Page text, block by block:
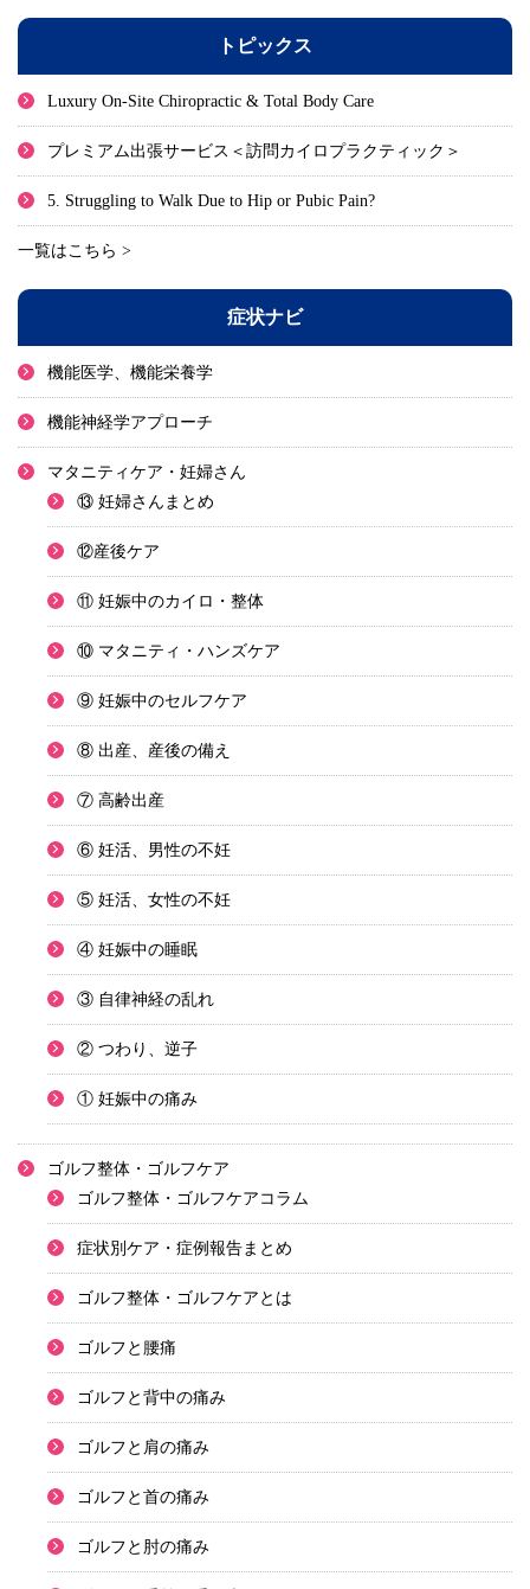
トピックス
Luxury On-Site Chiropractic & Total Body Care
プレミアム出張サービス＜訪問カイロプラクティック＞
5. Struggling to Walk Due to Hip or Pubic Pain?
一覧はこちら >
症状ナビ
機能医学、機能栄養学
機能神経学アプローチ
マタニティケア・妊婦さん
⑬ 妊婦さんまとめ
⑫産後ケア
⑪ 妊娠中のカイロ・整体
⑩ マタニティ・ハンズケア
⑨ 妊娠中のセルフケア
⑧ 出産、産後の備え
⑦ 高齢出産
⑥ 妊活、男性の不妊
⑤ 妊活、女性の不妊
④ 妊娠中の睡眠
③ 自律神経の乱れ
② つわり、逆子
① 妊娠中の痛み
ゴルフ整体・ゴルフケア
ゴルフ整体・ゴルフケアコラム
症状別ケア・症例報告まとめ
ゴルフ整体・ゴルフケアとは
ゴルフと腰痛
ゴルフと背中の痛み
ゴルフと肩の痛み
ゴルフと首の痛み
ゴルフと肘の痛み